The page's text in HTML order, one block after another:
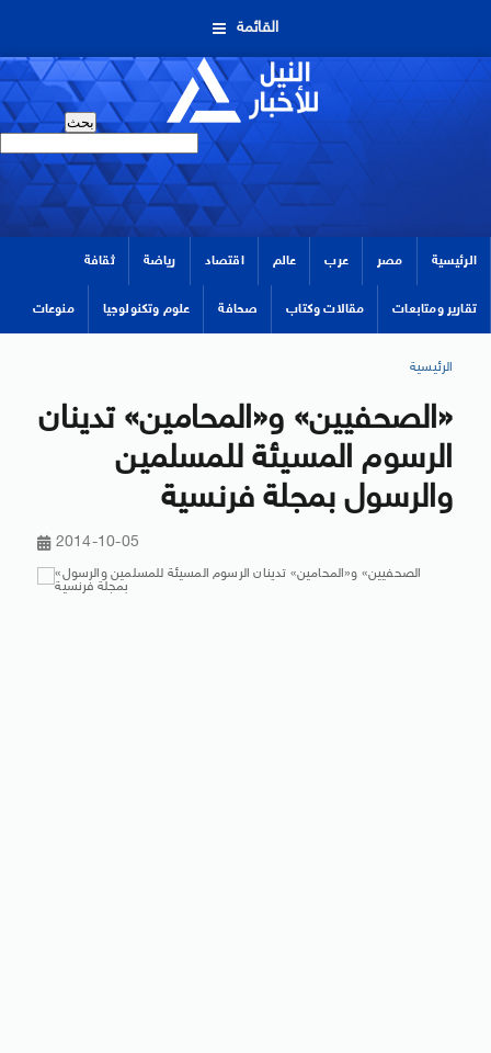
القائمة
الرئيسية مصر عرب عالم اقتصاد رياضة ثقافة
تقارير ومتابعات مقالات وكتاب صحافة علوم وتكنولوجيا منوعات
الرئيسية
«الصحفيين» و«المحامين» تدينان
الرسوم المسيئة للمسلمين
والرسول بمجلة فرنسية
2014-10-05